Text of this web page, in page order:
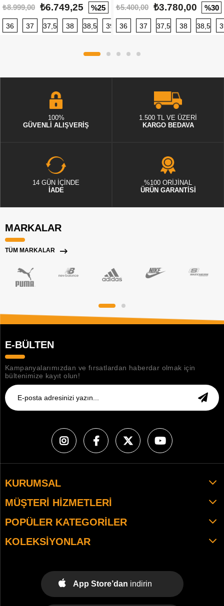
₺8.999,00 ₺6.749,25 %25
36 37 37,5 38 38,5 39 40 40,5 41 42 42,5
₺5.400,00 ₺3.780,00 %30
36 37 37,5 38 38,5
100%
GÜVENLİ ALIŞVERİŞ
1.500 TL VE ÜZERİ
KARGO BEDAVA
14 GÜN İÇİNDE
İADE
%100 ORİJİNAL
ÜRÜN GARANTİSİ
MARKALAR
TÜM MARKALAR
E-BÜLTEN
Kampanyalarımızdan ve fırsatlardan haberdar olmak için
bültenimize kayıt olun!
KURUMSAL
MÜŞTERI HIZMETLERI
POPÜLER KATEGORILER
KOLEKSIYONLAR
App Store’dan indirin